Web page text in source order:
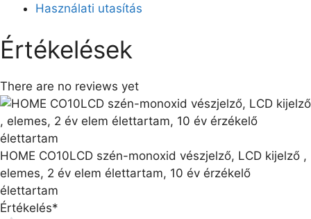
Használati utasítás
Értékelések
There are no reviews yet
HOME CO10LCD szén-monoxid vészjelző, LCD kijelző ,
elemes, 2 év elem élettartam, 10 év érzékelő
élettartam
Értékelés*